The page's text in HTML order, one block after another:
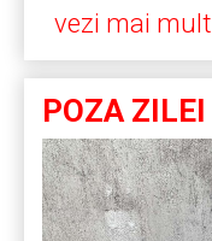
vezi mai mult
POZA ZILEI